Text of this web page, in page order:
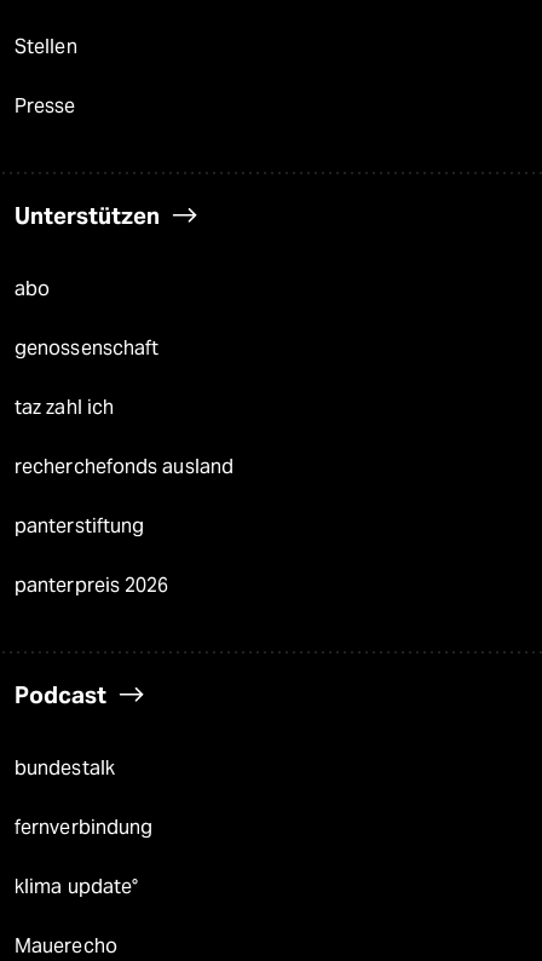
Stellen
Presse
Unterstützen
abo
genossenschaft
taz zahl ich
recherchefonds ausland
panterstiftung
panterpreis 2026
Podcast
bundestalk
fernverbindung
klima update°
Mauerecho